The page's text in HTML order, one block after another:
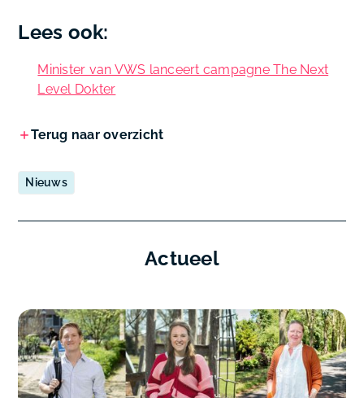
Lees ook:
Minister van VWS lanceert campagne The Next
Level Dokter
Terug naar overzicht
Nieuws
Actueel